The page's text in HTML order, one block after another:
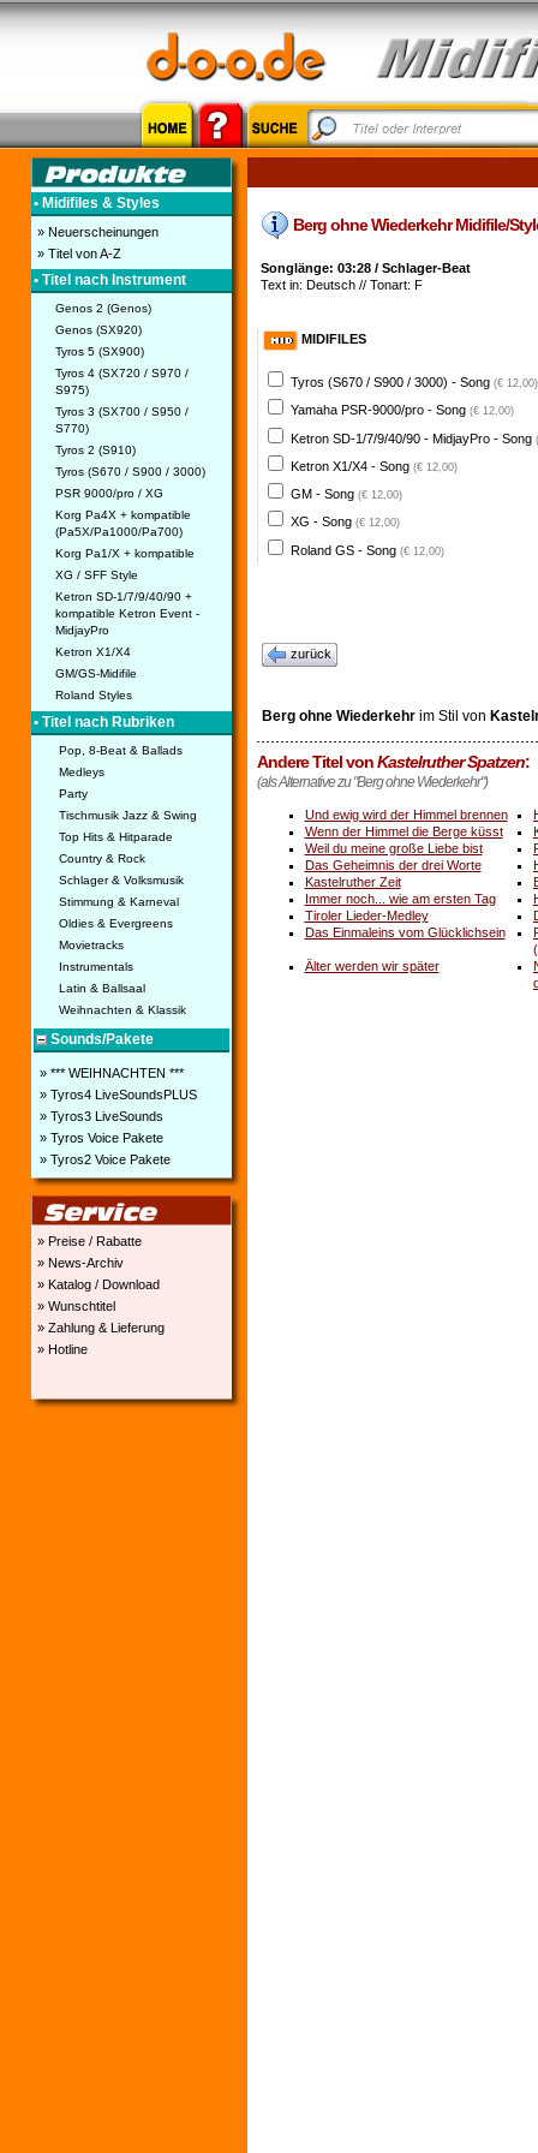
• Midifiles & Styles
» Neuerscheinungen
» Titel von A-Z
• Titel nach Instrument
Genos 2 (Genos)
Genos (SX920)
Tyros 5 (SX900)
Tyros 4 (SX720 / S970 /
S975)
Tyros 3 (SX700 / S950 /
S770)
Tyros 2 (S910)
Tyros (S670 / S900 / 3000)
PSR 9000/pro / XG
Korg Pa4X + kompatible
(Pa5X/Pa1000/Pa700)
Korg Pa1/X + kompatible
XG / SFF Style
Ketron SD-1/7/9/40/90 +
kompatible Ketron Event -
MidjayPro
Ketron X1/X4
GM/GS-Midifile
Roland Styles
• Titel nach Rubriken
Pop, 8-Beat & Ballads
Medleys
Party
Tischmusik Jazz & Swing
Top Hits & Hitparade
Country & Rock
Schlager & Volksmusik
Stimmung & Karneval
Oldies & Evergreens
Movietracks
Instrumentals
Latin & Ballsaal
Weihnachten & Klassik
Sounds/Pakete
» *** WEIHNACHTEN ***
» Tyros4 LiveSoundsPLUS
» Tyros3 LiveSounds
» Tyros Voice Pakete
» Tyros2 Voice Pakete
» Preise / Rabatte
» News-Archiv
» Katalog / Download
» Wunschtitel
» Zahlung & Lieferung
» Hotline
Berg ohne Wiederkehr Midifile/
Songlänge: 03:28 / Schlager-Beat
Text in: Deutsch // Tonart: F
MIDIFILES
Tyros (S670 / S900 / 3000) - Song (€ 12,00)
Yamaha PSR-9000/pro - Song (€ 12,00)
Ketron SD-1/7/9/40/90 - MidjayPro - Song
Ketron X1/X4 - Song (€ 12,00)
GM - Song (€ 12,00)
XG - Song (€ 12,00)
Roland GS - Song (€ 12,00)
zurück
Berg ohne Wiederkehrim Stil von
Andere Titel vonKastelruther Spatzen:
(als Alternative zu "Berg ohne Wiederkehr")
Und ewig wird der Himmel brennen
Wenn der Himmel die Berge küsst
Weil du meine große Liebe bist
Das Geheimnis der drei Worte
Kastelruther Zeit
Immer noch... wie am ersten Tag
Tiroler Lieder-Medley
Das Einmaleins vom Glücklichsein
Älter werden wir später